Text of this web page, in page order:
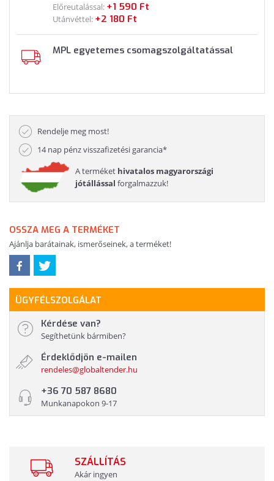
Előreutalással: +1 590 Ft
Utánvéttel: +2 180 Ft
MPL egyetemes csomagszolgáltatással
Rendelje meg most!
14 nap pénz visszafizetési garancia*
A terméket hivatalos magyarországi
jótállással forgalmazzuk!
OSSZA MEG A TERMÉKET
Ajánlja barátainak, ismerőseinek, a terméket!
ÜGYFÉLSZOLGÁLAT
Kérdése van?
Segíthetünk bármiben?
Érdeklődjön e-mailen
rendeles@globaltender.hu
+36 70 587 8680
Munkanapokon 9-17
SZÁLLÍTÁS
Akár ingyen